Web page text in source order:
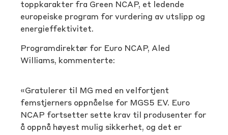
toppkarakter fra Green NCAP, et ledende
europeiske program for vurdering av utslipp og
energieffektivitet.
Programdirektør for Euro NCAP, Aled
Williams, kommenterte:
«Gratulerer til MG med en velfortjent
femstjerners oppnåelse for MGS5 EV. Euro
NCAP fortsetter sette krav til produsenter for
å oppnå høyest mulig sikkerhet, og det er